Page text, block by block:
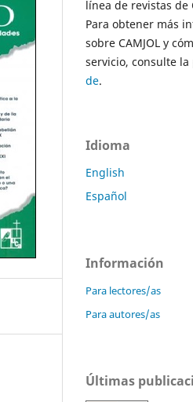
línea de revistas de
Para obtener más
sobre CAMJOL y
servicio, consulte la
de.
Idioma
English
Español
Información
Para lectores/as
Para autores/as
Últimas